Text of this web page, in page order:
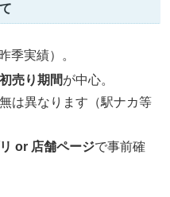
季実績）。
売り期間が中心。
は異なります（駅ナカ等
or 店舗ページで事前確